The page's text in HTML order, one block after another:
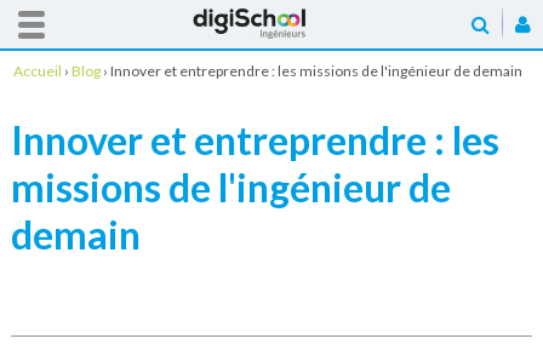
Accueil › Blog › Innover et entreprendre : les missions de l'ingénieur de demain
Innover et entreprendre : les
missions de l'ingénieur de
demain